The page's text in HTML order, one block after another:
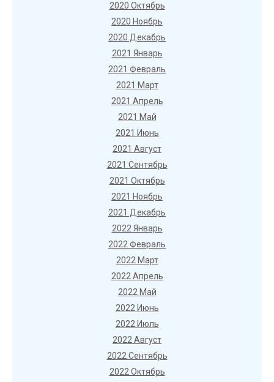
2020 Октябрь
2020 Ноябрь
2020 Декабрь
2021 Январь
2021 Февраль
2021 Март
2021 Апрель
2021 Май
2021 Июнь
2021 Август
2021 Сентябрь
2021 Октябрь
2021 Ноябрь
2021 Декабрь
2022 Январь
2022 Февраль
2022 Март
2022 Апрель
2022 Май
2022 Июнь
2022 Июль
2022 Август
2022 Сентябрь
2022 Октябрь